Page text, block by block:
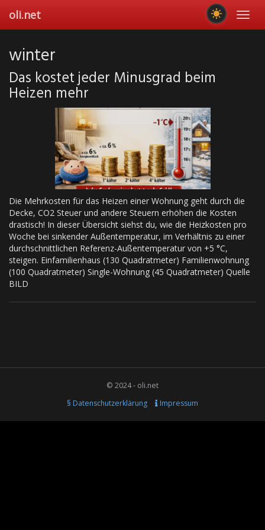
main
oli.net
winter
Das kostet jeder Minusgrad beim
Heizen mehr
Die Mehrkosten für das Heizen einer Wohnung geht durch die
Decke, CO2 Steuer und andere Steuern erhöhen die Kosten
drastisch! In dieser Übersicht siehst du, wie die Heizkosten pro
Woche bei sinkender Außentemperatur, im Verhältnis zu einer
durchschnittlichen Referenz-Außentemperatur von +5 °C,
steigen. Einfamilienhaus (130 Quadratmeter) Familienwohnung
(100 Quadratmeter) Single-Wohnung (45 Quadratmeter) Quelle
BILD
© 2024 - oli.net
§ Datenschutzerklärung
Impressum